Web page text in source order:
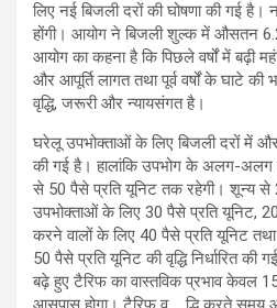
लिए नई बिजली दरों की घोषणा की गई
होंगी। आयोग ने बिजली शुल्क में औसतन
आयोग का कहना है कि पिछले वर्षों में बढ़ी
और आपूर्ति लागत तथा पूर्व वर्षों के घाटे
वृद्धि, जरूरी और न्यायसंगत है।
घरेलू उपभोक्ताओं के लिए बिजली दरों में
की गई है। हालांकि उपभोग के अलग-अलग
से 50 पैसे प्रति यूनिट तक रहेगी। शून्य
उपभोक्ताओं के लिए 30 पैसे प्रति यूनिट,
करने वालों के लिए 40 पैसे प्रति यूनिट
50 पैसे प्रति यूनिट की वृद्धि निर्धारित की
बढ़े हुए टैरिफ का वास्तविक प्रभाव केवल